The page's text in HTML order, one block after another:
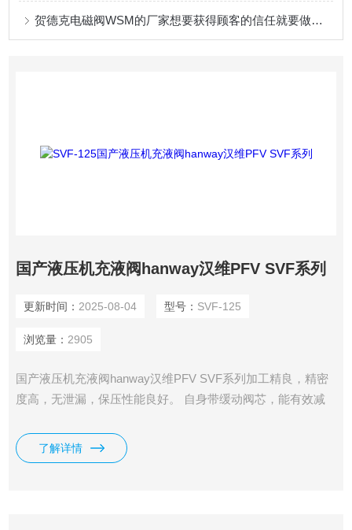
贺德克电磁阀WSM的厂家想要获得顾客的信任就要做到这三点
国产液压机充液阀hanway汉维PFV SVF系列
更新时间： 2025-08-04 型号： SVF-125
浏览量： 2905
国产液压机充液阀hanway汉维PFV SVF系列加工精良，精密
度高，无泄漏，保压性能良好。 自身带缓动阀芯，能有效减
了解详情